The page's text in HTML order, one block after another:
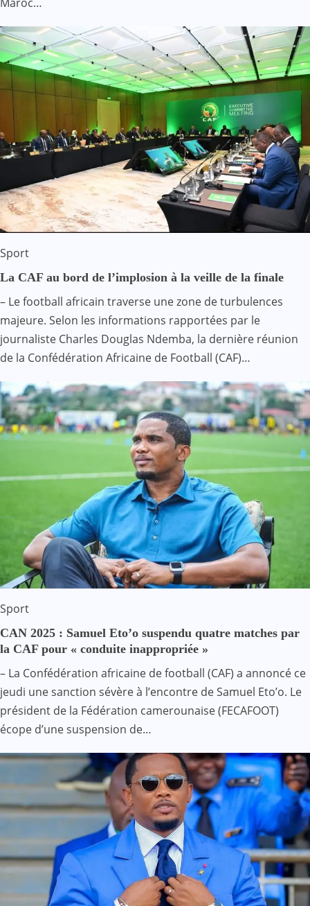
Sport
La CAF au bord de l’implosion à la veille de la finale
– Le football africain traverse une zone de turbulences
majeure. Selon les informations rapportées par le
journaliste Charles Douglas Ndemba, la dernière réunion
de la Confédération Africaine de Football (CAF)…
Sport
CAN 2025 : Samuel Eto’o suspendu quatre matches par
la CAF pour « conduite inappropriée »
– La Confédération africaine de football (CAF) a annoncé ce
jeudi une sanction sévère à l’encontre de Samuel Eto’o. Le
président de la Fédération camerounaise (FECAFOOT)
écope d’une suspension de…